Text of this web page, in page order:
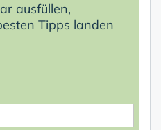
ausfüllen,
Tipps landen